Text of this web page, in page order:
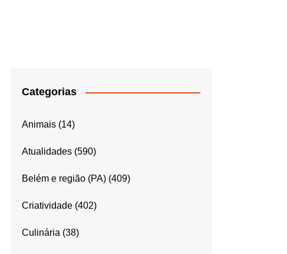
Categorias
Animais(14)
Atualidades(590)
Belém e região (PA)(409)
Criatividade(402)
Culinária (38)